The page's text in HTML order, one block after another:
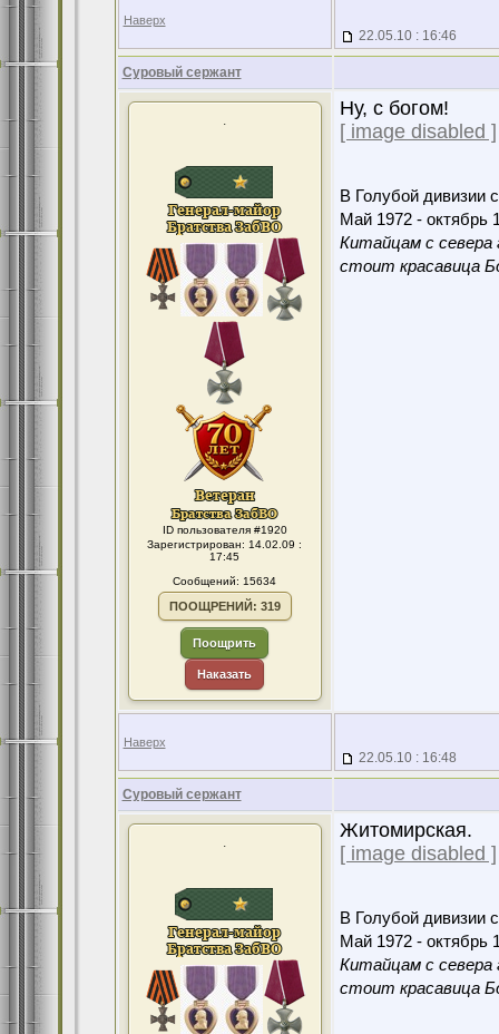
Наверх
22.05.10 : 16:46
Суровый сержант
.
ID пользователя #1920
Зарегистрирован: 14.02.09 :
17:45
Сообщений: 15634
ПООЩРЕНИЙ: 319
Поощрить
Наказать
Ну, с богом!
[ image disabled ]
В Голубой дивизии
Май 1972 - октябрь
Китайцам с севера
стоит красавица
Наверх
22.05.10 : 16:48
Суровый сержант
.
Житомирская.
[ image disabled ]
В Голубой дивизии
Май 1972 - октябрь
Китайцам с севера
стоит красавица